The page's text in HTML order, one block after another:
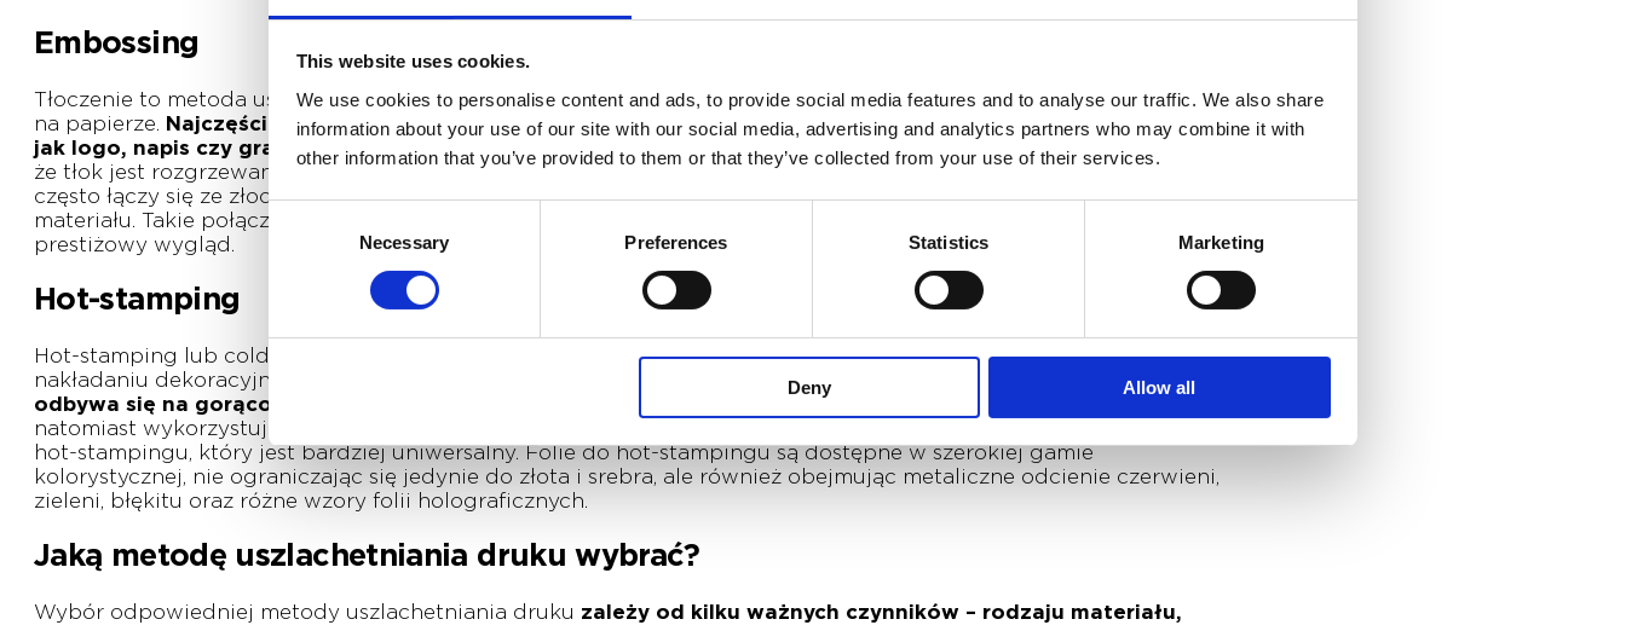
This website uses cookies.
We use cookies to personalise content and ads, to provide social media features and to analyse our traffic. We also share
information about your use of our site with our social media, advertising and analytics partners who may combine it with
other information that you’ve provided to them or that they’ve collected from your use of their services.
Consent
Necessary Preferences Statistics Marketing
Deny Allow all
Embossing
Tłoczenie to metoda uszlachetniania druku, w której przy użyciu specjalnej matrycy tworzy się trójwymiarowy wzór
na papierze. Najczęściej wykorzystuje się tę technikę do uwypuklenia nadrukowanego wcześniej wzoru, takiego
jak logo, napis czy grafika.
Proces tłoczenia może odbywać się w normalnej temperaturze, ale zdarza się również,
że tłok jest rozgrzewany do wyższej temperatury, co pozwala na uzyskanie bardziej wyrazistego efektu. Tłoczenie
często łączy się ze złoceniem, wykonanym metodą hot-stampingu, co dodatkowo podkreśla ekskluzywny charakter
materiału. Takie połączenie sprawia, że gotowy projekt, na przykład notes, kalendarz czy katalog, zyskuje elegancki,
prestiżowy wygląd.
Hot-stamping
Hot-stamping lub cold-stamping potocznie zwany złoceniem, to metoda uszlachetniania druku, polegająca na
nakładaniu dekoracyjnej metalizowanej folii na wybrane fragmenty wydruku.
Hot-stamping, czyli termodruk,
odbywa się na gorąco i polega na „wtapianiu” folii w papier pod wpływem wysokiej temperatury.
natomiast wykorzystuje specjalny klej i utwardzanie za pomocą lamp UV. W naszej drukarni częściej korzystamy z
hot-stampingu, który jest bardziej uniwersalny. Folie do hot-stampingu są dostępne w szerokiej gamie
kolorystycznej, nie ograniczając się jedynie do złota i srebra, ale również obejmując metaliczne odcienie czerwieni,
zieleni, błękitu oraz różne wzory folii holograficznych.
Jaką metodę uszlachetniania druku wybrać?
Wybór odpowiedniej metody uszlachetniania druku zależy od kilku ważnych czynników – rodzaju materiału,